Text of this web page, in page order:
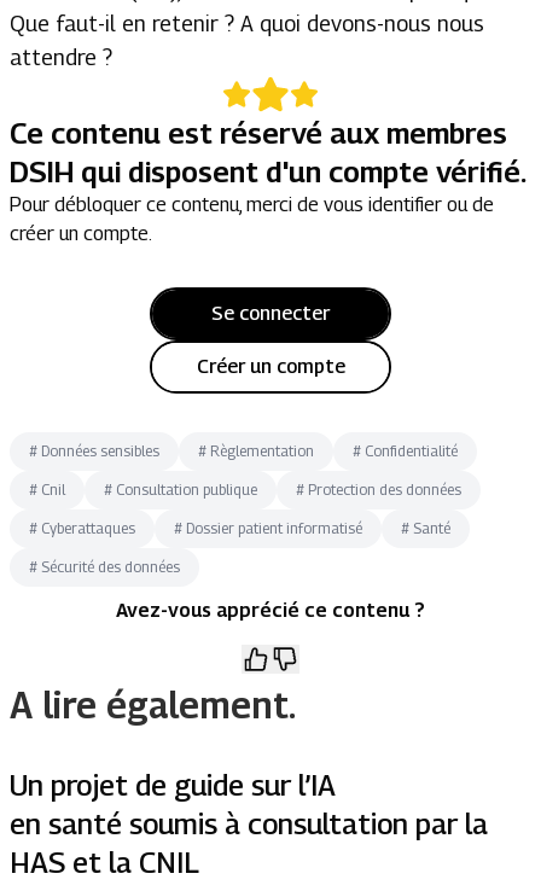
Que faut-il en retenir ? A quoi devons-nous nous
attendre ?
Ce contenu est réservé aux membres
DSIH qui disposent d'un compte vérifié.
Pour débloquer ce contenu, merci de vous identifier ou de
créer un compte.
Se connecter
Créer un compte
# Données sensibles # Règlementation # Confidentialité
# Cnil # Consultation publique # Protection des données
# Cyberattaques # Dossier patient informatisé # Santé
# Sécurité des données
Avez-vous apprécié ce contenu ?
A lire également.
Un projet de guide sur l’IA
en santé soumis à consultation par la
HAS et la CNIL